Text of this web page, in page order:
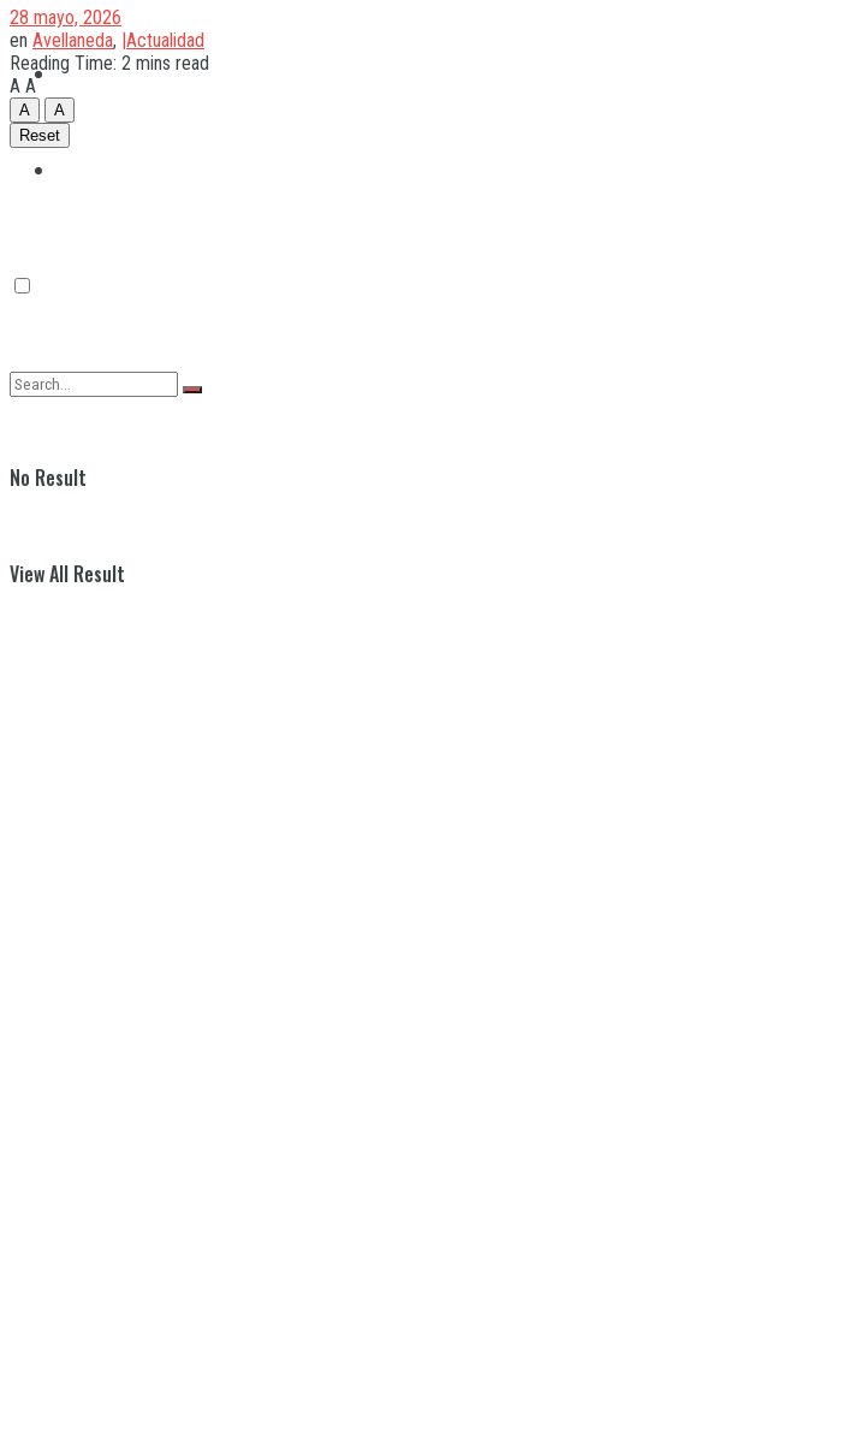
Quilmes
No Result
View All Result
28 mayo, 2026
en Avellaneda, |Actualidad
Reading Time: 2 mins read
A A
A
A
Reset